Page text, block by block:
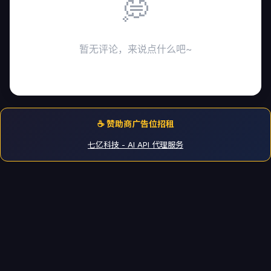
💭
暂无评论，来说点什么吧~
☕ 赞助商广告位招租
七亿科技 - AI API 代理服务